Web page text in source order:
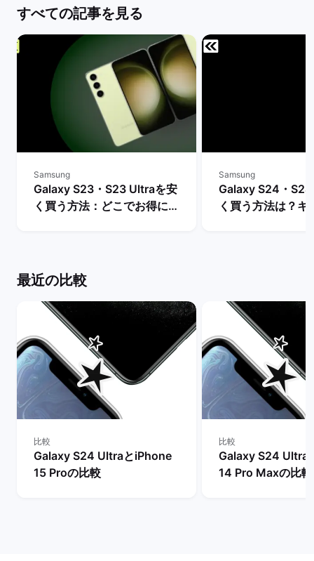
すべての記事を見る
Samsung
Galaxy S23・S23 Ultraを安
く買う方法：どこでお得に購
Samsung
Galaxy S24・
く買う方法は？キ
最近の比較
比較
Galaxy S24 UltraとiPhone
15 Proの比較
比較
Galaxy S24 Ultra
14 Pro Maxの比較